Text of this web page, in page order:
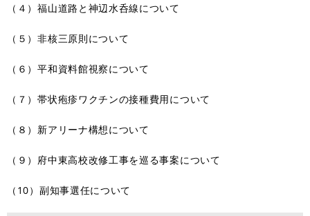
（４）福山道路と神辺水呑線について
（５）非核三原則について
（６）平和資料館視察について
（７）帯状疱疹ワクチンの接種費用について
（８）新アリーナ構想について
（９）府中東高校改修工事を巡る事案について
（10）副知事選任について